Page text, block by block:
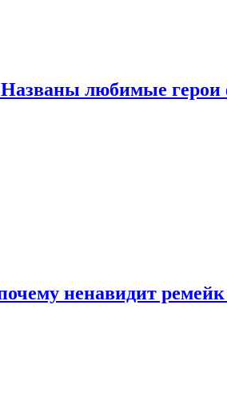
любимые герои
ненавидит